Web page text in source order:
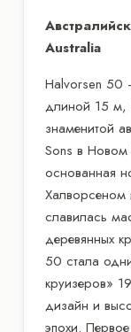
Australia
Halvorsen 50
длиной 15 м,
знаменитой
Sons в
основанная
Халворсеном
славилась
деревянных
50 стала
круизеров»
дизайн и
эпохи.